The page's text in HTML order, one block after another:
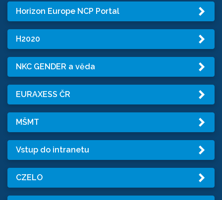
Horizon Europe NCP Portal
H2020
NKC GENDER a věda
EURAXESS ČR
MŠMT
Vstup do intranetu
CZELO